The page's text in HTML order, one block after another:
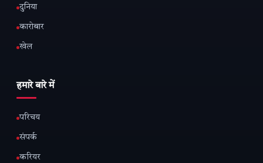
दुनिया
कारोबार
खेल
हमारे बारे में
परिचय
संपर्क
करियर